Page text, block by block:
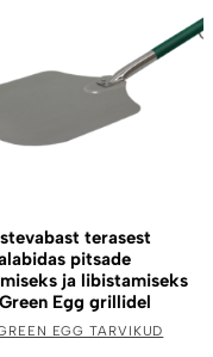
terasest
pitsade
ja libistamiseks
Egg grillidel
EGG TARVIKUD